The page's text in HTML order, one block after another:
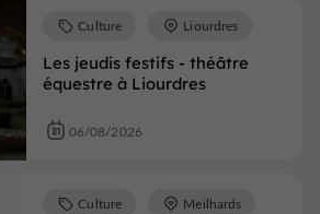
Les jeudis festifs - théâtre
équestre à Liourdres
Culture Liourdres
06/08/2026
Culture Meilhards